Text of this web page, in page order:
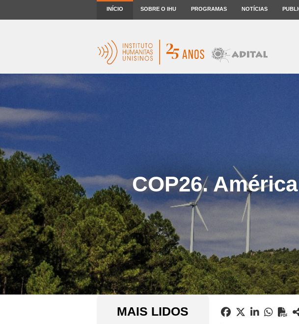
INÍCIO SOBRE O IHU PROGRAMAS NOTÍCIAS
COP26.
MAIS LIDOS